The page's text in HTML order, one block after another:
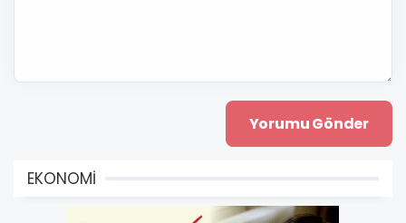
EKONOMİ